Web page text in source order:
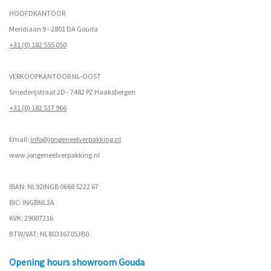
HOOFDKANTOOR
Meridiaan 9 - 2801 DA Gouda
+31 (0) 182 555 050
VERKOOPKANTOOR NL-OOST
Smederijstraat 2D - 7482 PZ Haaksbergen
+31 (0) 182 537 966
Email: info@jongeneelverpakking.nl
www.jongeneelverpakking.nl
IBAN: NL92INGB 0668 5222 67
BIC: INGBNL2A
KVK: 29007216
BTW/VAT: NL803367053B0
Opening hours showroom Gouda